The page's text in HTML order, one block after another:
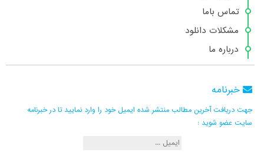
تماس باما
مشکلات دانلود
درباره ما
خبرنامه
جهت دریافت آخرین مطالب منتشر شده ایمیل خود را وارد نمایید تا در خبرنامه
سایت عضو شوید :